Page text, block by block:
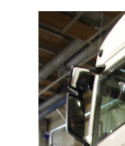
Raskaan
kaluston